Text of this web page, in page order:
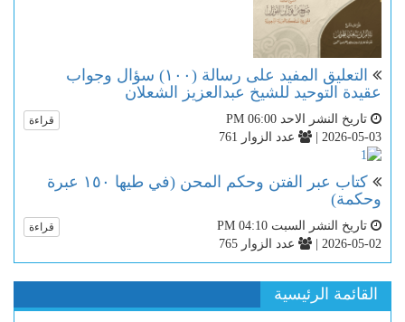
التعليق المفيد على رسالة (١٠٠) سؤال وجواب
عقيدة التوحيد للشيخ عبدالعزيز الشعلان
تاريخ النشر الاحد PM 06:00
2026-05-03 |
عدد الزوار 761
قراءة
كتاب عبر الفتن وحكم المحن (في طيها ١٥٠ عبرة
وحكمة)
تاريخ النشر السبت PM 04:10
2026-05-02 |
عدد الزوار 765
قراءة
القائمة الرئيسية